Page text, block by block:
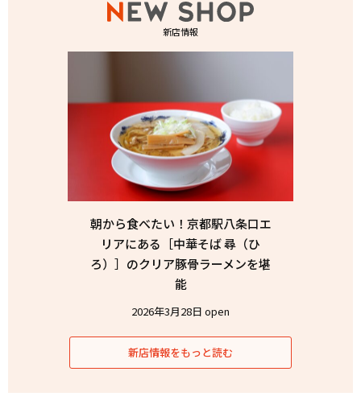
新店情報
朝から食べたい！京都駅八条口エ
リアにある［中華そば 尋（ひ
ろ）］のクリア豚骨ラーメンを堪
能
2026年3月28日 open
新店情報をもっと読む